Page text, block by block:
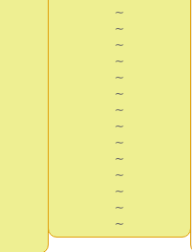
∼
∼
∼
∼
∼
∼
∼
∼
∼
∼
∼
∼
∼
∼